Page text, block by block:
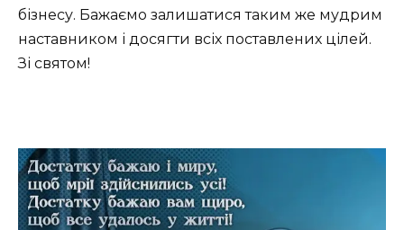
бізнесу. Бажаємо залишатися таким же мудрим
наставником і досягти всіх поставлених цілей.
Зі святом!